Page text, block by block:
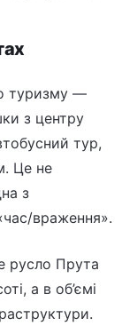
туризму —
з центру
тур,
Це не
з
враження».
русло Прута
а в об’ємі